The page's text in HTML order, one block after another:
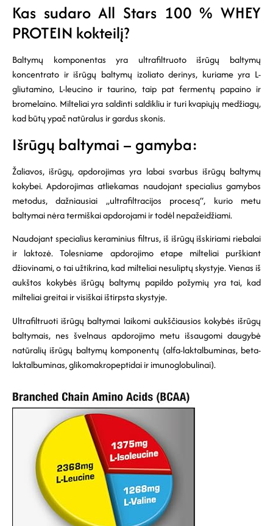
Kas sudaro All Stars 100 % WHEY
PROTEIN kokteilį?
Baltymų komponentas yra ultrafiltruoto išrūgų baltymų
koncentrato ir išrūgų baltymų izoliato derinys, kuriame yra L-
gliutamino, L-leucino ir taurino, taip pat fermentų papaino ir
bromelaino. Milteliai yra saldinti saldikliu ir turi kvapiųjų medžiagų,
kad būtų ypač natūralus ir gardus skonis.
Išrūgų baltymai – gamyba:
Žaliavos, išrūgų, apdorojimas yra labai svarbus išrūgų baltymų
kokybei. Apdorojimas atliekamas naudojant specialius gamybos
metodus, dažniausiai „ultrafiltracijos procesą“, kurio metu
baltymai nėra termiškai apdorojami ir todėl nepažeidžiami.
Naudojant specialius keraminius filtrus, iš išrūgų išskiriami riebalai
ir laktozė. Tolesniame apdorojimo etape milteliai purškiant
džiovinami, o tai užtikrina, kad milteliai nesuliptų skystyje. Vienas iš
aukštos kokybės išrūgų baltymų papildo požymių yra tai, kad
milteliai greitai ir visiškai ištirpsta skystyje.
Ultrafiltruoti išrūgų baltymai laikomi aukščiausios kokybės išrūgų
baltymais, nes švelnaus apdorojimo metu išsaugomi daugybė
natūralių išrūgų baltymų komponentų (alfa-laktalbuminas, beta-
laktalbuminas, glikomakropeptidai ir imunoglobulinai).